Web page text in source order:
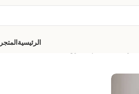
الرئيسيةالمتجر